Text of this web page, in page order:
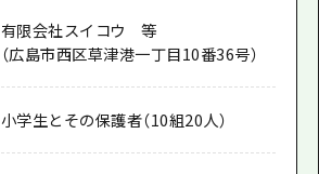
有限会社スイコウ 等
（広島市西区草津港一丁目10番36号）
小学生とその保護者（10組20人）